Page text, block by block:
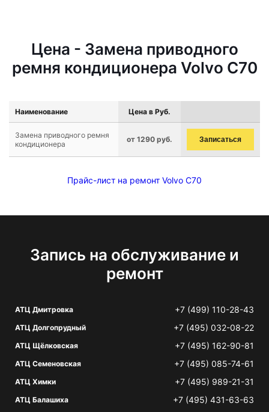
Цена - Замена приводного
ремня кондиционера Volvo C70
Наименование Цена в Руб.
Замена приводного ремня
кондиционера
от 1290 руб. Записаться
Прайс-лист на ремонт Volvo C70
Запись на обслуживание и
ремонт
АТЦ Дмитровка +7 (499) 110-28-43
АТЦ Долгопрудный +7 (495) 032-08-22
АТЦ Щёлковская +7 (495) 162-90-81
АТЦ Семеновская +7 (495) 085-74-61
АТЦ Химки +7 (495) 989-21-31
АТЦ Балашиха +7 (495) 431-63-63